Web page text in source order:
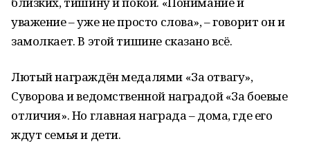
уважение – уже не просто слова», – говорит он и
замолкает. В этой тишине сказано всё.
Лютый награждён медалями «За отвагу»,
Суворова и ведомственной наградой «За боевые
отличия». Но главная награда – дома, где его
ждут семья и дети.